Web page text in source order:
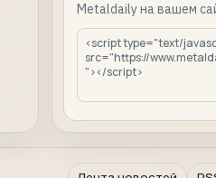
Metaldaily на вашем